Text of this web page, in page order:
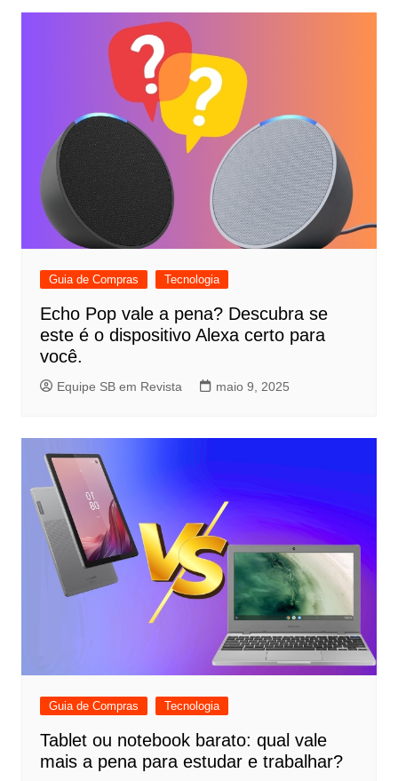
Guia de Compras Tecnologia
Echo Pop vale a pena? Descubra se
este é o dispositivo Alexa certo para
você.
Equipe SB em Revista maio 9, 2025
Guia de Compras Tecnologia
Tablet ou notebook barato: qual vale
mais a pena para estudar e trabalhar?